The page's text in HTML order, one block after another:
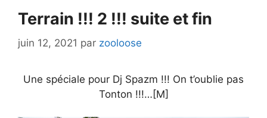
Terrain !!! 2 !!! suite et fin
juin 12, 2021 par zooloose
Une spéciale pour Dj Spazm !!! On t’oublie pas
Tonton !!!…[M]